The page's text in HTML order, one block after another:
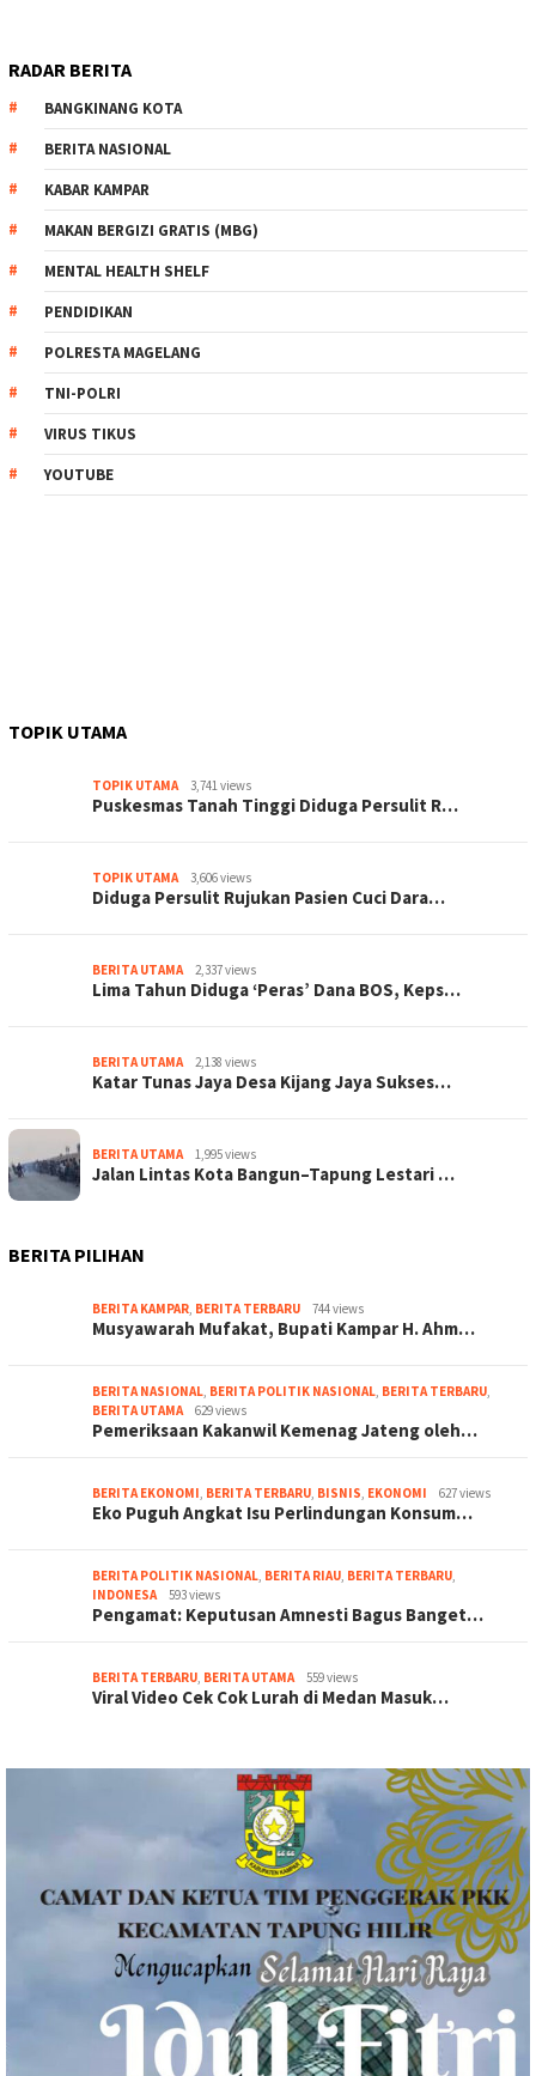
RADAR BERITA
BANGKINANG KOTA
BERITA NASIONAL
KABAR KAMPAR
MAKAN BERGIZI GRATIS (MBG)
MENTAL HEALTH SHELF
PENDIDIKAN
POLRESTA MAGELANG
TNI-POLRI
VIRUS TIKUS
YOUTUBE
TOPIK UTAMA
TOPIK UTAMA 3,741 views
Puskesmas Tanah Tinggi Diduga Persulit R…
TOPIK UTAMA 3,606 views
Diduga Persulit Rujukan Pasien Cuci Dara…
BERITA UTAMA 2,337 views
Lima Tahun Diduga ‘Peras’ Dana BOS, Keps…
BERITA UTAMA 2,138 views
Katar Tunas Jaya Desa Kijang Jaya Sukses…
BERITA UTAMA 1,995 views
Jalan Lintas Kota Bangun–Tapung Lestari …
BERITA PILIHAN
BERITA KAMPAR, BERITA TERBARU 744 views
Musyawarah Mufakat, Bupati Kampar H. Ahm…
BERITA NASIONAL, BERITA POLITIK NASIONAL, BERITA TERBARU,
BERITA UTAMA
629 views
Pemeriksaan Kakanwil Kemenag Jateng oleh…
BERITA EKONOMI, BERITA TERBARU, BISNIS, EKONOMI 627 views
Eko Puguh Angkat Isu Perlindungan Konsum…
BERITA POLITIK NASIONAL, BERITA RIAU, BERITA TERBARU,
INDONESA
593 views
Pengamat: Keputusan Amnesti Bagus Banget…
BERITA TERBARU, BERITA UTAMA 559 views
Viral Video Cek Cok Lurah di Medan Masuk…